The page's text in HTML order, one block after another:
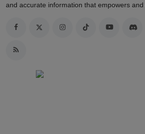
and accurate information that empowers and